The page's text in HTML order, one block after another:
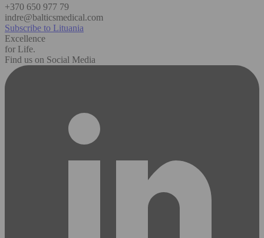
+370 650 977 79
indre@balticsmedical.com
Subscribe to Lituania
Excellence
for Life.
Find us on Social Media